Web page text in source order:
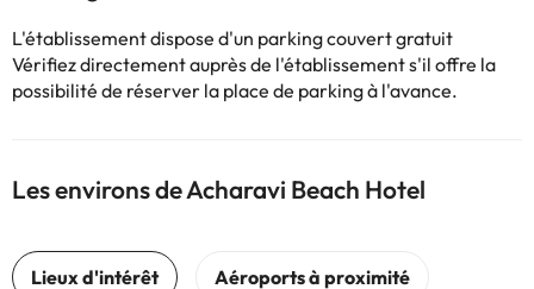
L'établissement dispose d'un parking couvert gratuit
Vérifiez directement auprès de l'établissement s'il offre la
possibilité de réserver la place de parking à l'avance.
Les environs de Acharavi Beach Hotel